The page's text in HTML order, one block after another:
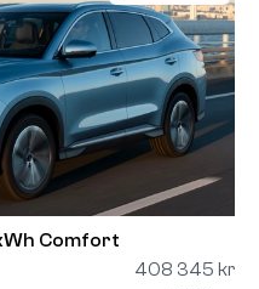
Comfort
408 345 kr